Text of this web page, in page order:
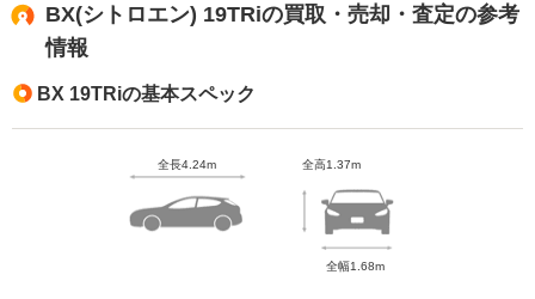
BX(シトロエン) 19TRiの買取・売却・査定の参考
情報
BX 19TRiの基本スペック
全長4.24m 全高1.37m
全幅1.68m